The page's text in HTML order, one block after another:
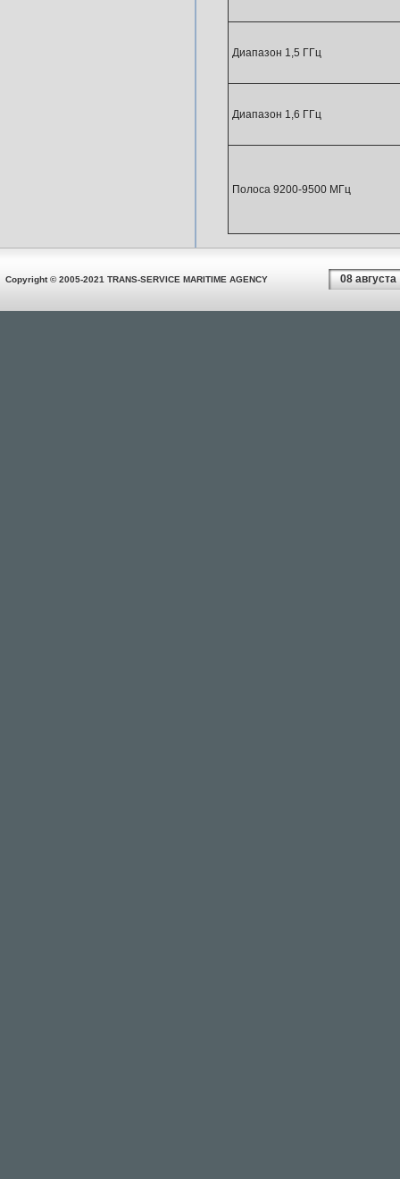
Диапазон 1,5 ГГц
Диапазон 1,6 ГГц
Полоса 9200-9500 МГц
Copyright © 2005-2021 TRANS-SERVICE MARITIME AGENCY 08 августа